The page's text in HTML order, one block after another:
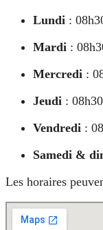
Lundi :
Mardi :
Mercredi :
Jeudi :
Vendredi :
Samedi &
Les horaires